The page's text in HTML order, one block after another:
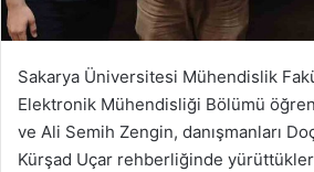
Sakarya Üniversitesi Mühendislik
Elektronik Mühendisliği Bölümü
ve Ali Semih Zengin, danışmanları
Kürşad Uçar rehberliğinde